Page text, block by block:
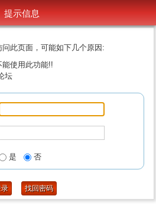
提示信息
此页面，可能如下几个原因:
使用此功能!!
坛
是 否